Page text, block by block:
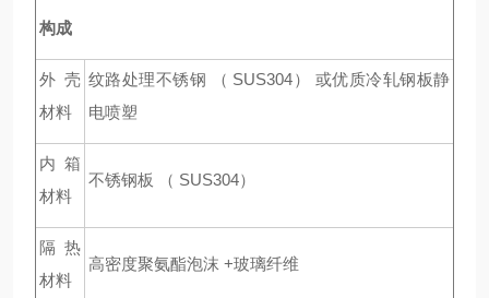
构成
外壳
材料
纹路处理不锈钢 （ SUS304） 或优质冷轧钢板静
电喷塑
内箱
材料
不锈钢板 （ SUS304）
隔热
材料
高密度聚氨酯泡沫 +玻璃纤维